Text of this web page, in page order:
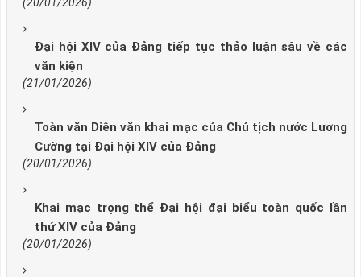
(20/01/2026)
Đại hội XIV của Đảng tiếp tục thảo luận sâu về các
văn kiện
(21/01/2026)
Toàn văn Diễn văn khai mạc của Chủ tịch nước Lương
Cường tại Đại hội XIV của Đảng
(20/01/2026)
Khai mạc trọng thể Đại hội đại biểu toàn quốc lần
thứ XIV của Đảng
(20/01/2026)